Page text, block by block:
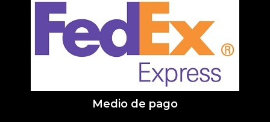
Medio de pago